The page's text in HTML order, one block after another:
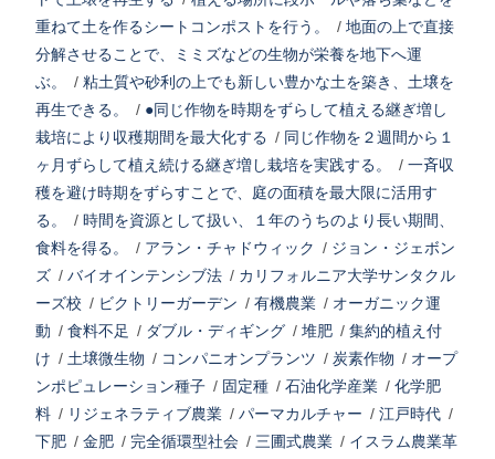
重ねて土を作るシートコンポストを行う。
/ 地面の上で直接
分解させることで、ミミズなどの生物が栄養を地下へ運
ぶ。
/ 粘土質や砂利の上でも新しい豊かな土を築き、土壌を
再生できる。
/ ●同じ作物を時期をずらして植える継ぎ増し
栽培により収穫期間を最大化する / 同じ作物を２週間から１
ヶ月ずらして植え続ける継ぎ増し栽培を実践する。
/ 一斉収
穫を避け時期をずらすことで、庭の面積を最大限に活用す
る。
/ 時間を資源として扱い、１年のうちのより長い期間、
食料を得る。
/ アラン・チャドウィック / ジョン・ジェボン
ズ / バイオインテンシブ法 / カリフォルニア大学サンタクル
ーズ校 / ビクトリーガーデン / 有機農業 / オーガニック運
動 / 食料不足 / ダブル・ディギング / 堆肥 / 集約的植え付
け / 土壌微生物 / コンパニオンプランツ / 炭素作物 / オープ
ンポピュレーション種子 / 固定種 / 石油化学産業 / 化学肥
料 / リジェネラティブ農業 / パーマカルチャー / 江戸時代 /
下肥 / 金肥 / 完全循環型社会 / 三圃式農業 / イスラム農業革